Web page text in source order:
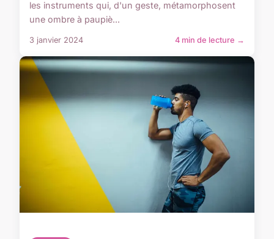
les instruments qui, d'un geste, métamorphosent
une ombre à paupiè...
3 janvier 2024 4 min de lecture →